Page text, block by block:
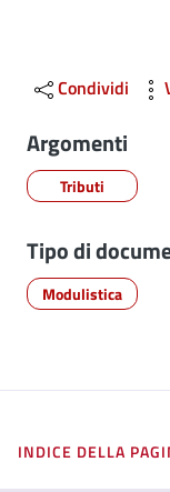
Condividi
Argomenti
Tributi
Tipo di
Modulistica
INDICE DELLA